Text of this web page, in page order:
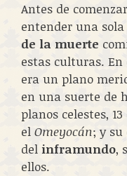
Antes de
entender una sola
de la muerte
estas culturas.
era un plano
en una suerte de
planos celestes,
el Omeyocán; y su
del inframundo,
ellos.